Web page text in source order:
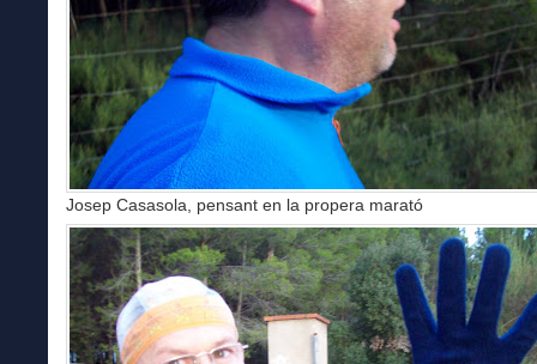
Josep Casasola, pensant en la propera marató